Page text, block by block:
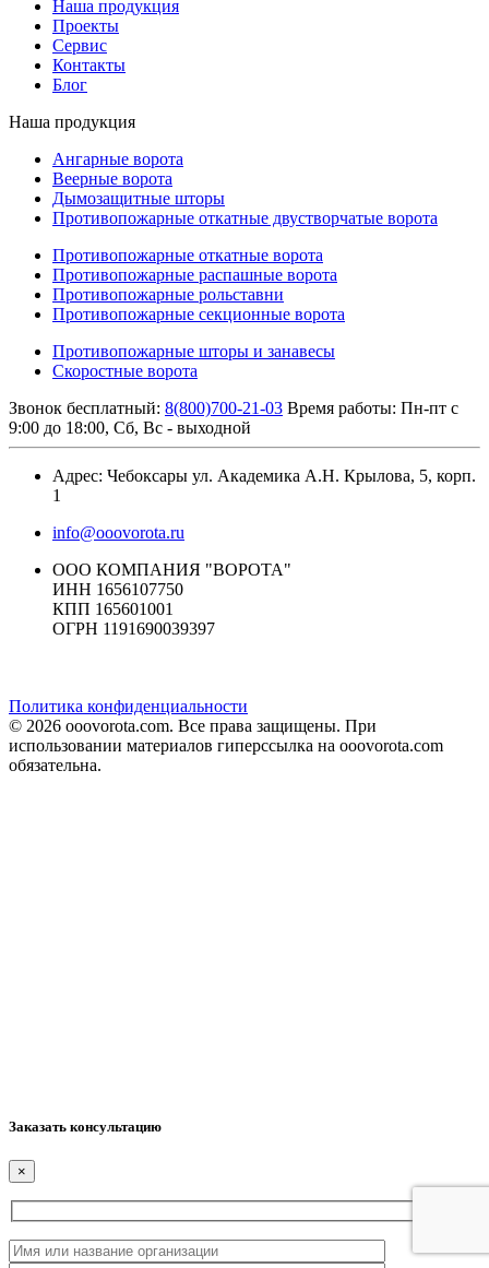
Наша продукция
Проекты
Сервис
Контакты
Блог
Наша продукция
Ангарные ворота
Веерные ворота
Дымозащитные шторы
Противопожарные откатные двустворчатые ворота
Противопожарные откатные ворота
Противопожарные распашные ворота
Противопожарные рольставни
Противопожарные секционные ворота
Противопожарные шторы и занавесы
Скоростные ворота
Звонок бесплатный: 8(800)700-21-03 Время работы: Пн-пт с
9:00 до 18:00, Сб, Вс - выходной
Адрес: Чебоксары ул. Академика А.Н. Крылова, 5, корп.
1
info@ooovorota.ru
ООО КОМПАНИЯ "ВОРОТА"
ИНН 1656107750
КПП 165601001
ОГРН 1191690039397
Политика конфиденциальности
© 2026 ooovorota.com. Все права защищены. При
использовании материалов гиперссылка на ooovorota.com
обязательна.
Заказать консультацию
×